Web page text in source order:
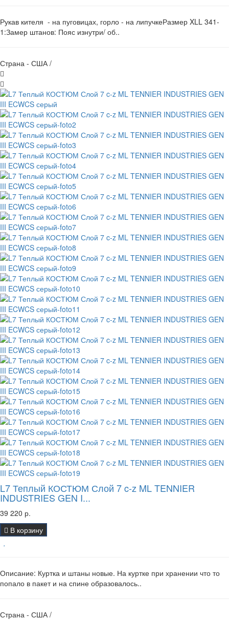
Рукав кителя - на пуговицах, горло - на липучкеРазмер XLL 341-
1:Замер штанов: Пояс изнутри/ об..
Страна - США /
L7 Теплый КОСТЮМ Слой 7 c-z ML TENNIER
INDUSTRIES GEN I...
39 220 р.
В корзину
Описание: Куртка и штаны новые. На куртке при хранении что то
попало в пакет и на спине образовалось..
Страна - США /